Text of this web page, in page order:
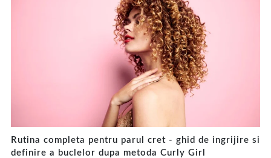
Rutina completa pentru parul cret - ghid de ingrijire si
definire a buclelor dupa metoda Curly Girl